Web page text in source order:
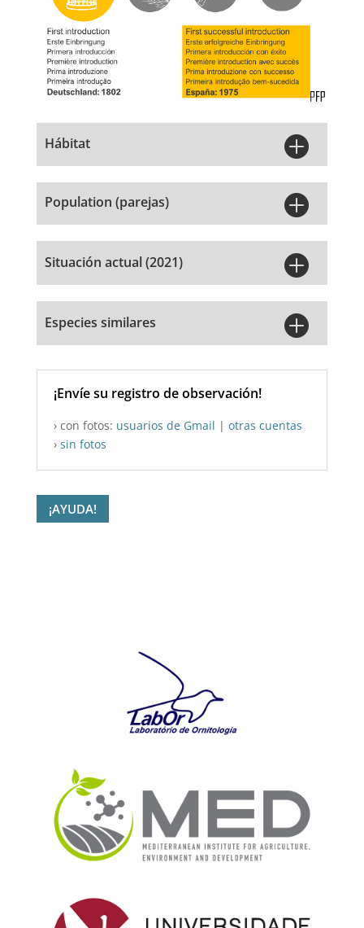
Hábitat 
Population (parejas) 
Situación actual (2021) 
Especies similares 
¡Envíe su registro de observación!
› con fotos: usuarios de Gmail | otras cuentas
› sin fotos
¡AYUDA!